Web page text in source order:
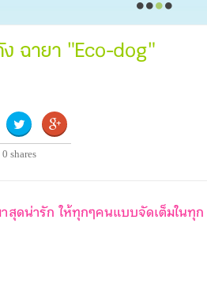
ฉายา "Eco-dog"
0 shares
สุดน่ารัก ให้ทุกๆคนแบบจัดเต็มในทุก